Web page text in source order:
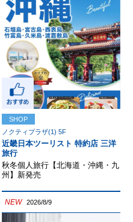
SHOP
ノクティプラザ(1) 5F
近畿日本ツーリスト 特約店 三洋
旅行
秋冬個人旅行【北海道・沖縄・九
州】新発売
NEW 2026/8/9